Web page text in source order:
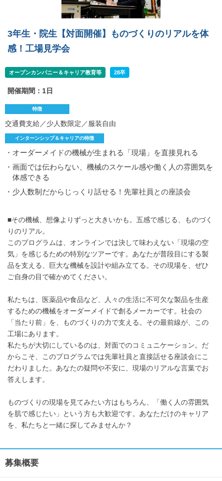
3年生・院生【対面開催】ものづくりのリアルを体
感！工場見学会
オープンカンパニー＆キャリア教育等 28卒
開催期間：1日
特徴
交通費支給／少人数限定／服装自由
インターンシップ＆キャリアの特徴
・オーダーメイドの機械が生まれる「現場」を直接見れる
・画面では伝わらない、機械のスケール感や働く人の雰囲気を
体感できる
・少人数制だからじっくり話せる！先輩社員との座談会
■その機械、想像よりずっと大きいかも。五感で感じる、ものづく
りのリアル。
このプログラムは、オンラインでは決して味わえない「現場の空
気」を感じるための特別なツアーです。あなたが普段目にする製
品を支える、巨大な機械を設計や組み立てる。その現場を、ぜひ
ご自身の目で確かめてください。
私たちは、医薬品や食品など、人々の生活に不可欠な製品を生産
するための機械をオーダーメイドで創るメーカーです。社会の
「当たり前」を、ものづくりの力で支える。その最前線が、この
工場にあります。
私たちが大切にしているのは、対面でのコミュニケーション。だ
からこそ、このプログラムでは先輩社員と直接話せる座談会にこ
だわりました。あなたの疑問や不安に、現場のリアルな言葉でお
答えします。
ものづくりの現場を見てみたい方はもちろん、「働く人の雰囲気
を肌で感じたい」という方も大歓迎です。あなただけのキャリア
を、私たちと一緒に探してみませんか？
募集概要